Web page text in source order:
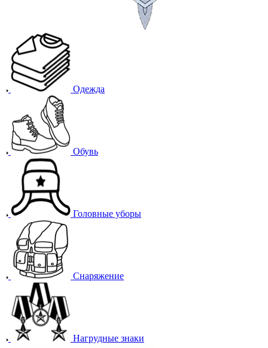
Одежда
Обувь
Головные уборы
Снаряжение
Нагрудные знаки